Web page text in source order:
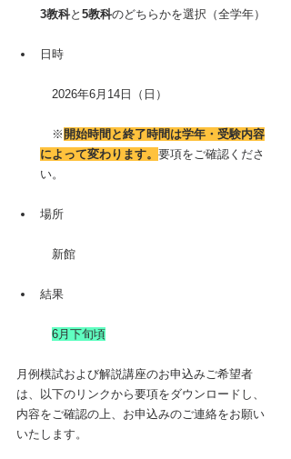
3教科と 5教科のどちらかを選択（全学年）
日時
2026年6月14日（日）
※ 開始時間と終了時間は学年・受験内容
によって変わります。 要項をご確認くださ
い。
場所
新館
結果
6月 下旬頃
月例模試および解説講座のお申込みご希望者
は、以下のリンクから要項をダウンロードし、
内容をご確認の上、お申込みのご連絡をお願い
いたします。